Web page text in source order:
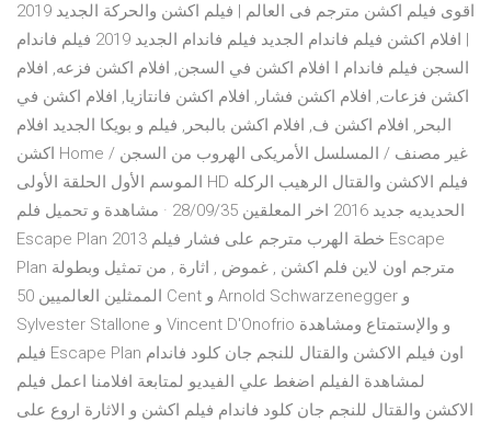
اقوى فيلم اكشن مترجم فى العالم | فيلم اكشن والحركة الجديد 2019
| افلام اكشن فيلم فاندام الجديد فيلم فاندام الجديد 2019 فيلم فاندام
السجن فيلم فاندام ا افلام اكشن في السجن, افلام اكشن فزعه, افلام
اكشن فزعات, افلام اكشن فشار, افلام اكشن فانتازيا, افلام اكشن في
البحر, افلام اكشن ف, افلام اكشن بالبحر, فيلم و بويكا الجديد افلام
اكشن Home / غير مصنف / المسلسل الأمريكى الهروب من السجن
الموسم الأول الحلقة الأولى HD فيلم الاكشن والقتال الرهيب الركله
الحديديه جديد 2016 اخر المعلقين 28/09/35 · مشاهدة و تحميل فلم
Escape Plan 2013 خطة الهرب مترجم على فشار فيلم Escape
Plan مترجم اون لاين فلم اكشن , غموض , اثارة , من تمثيل وبطولة
الممثلين العالميين 50 Cent و Arnold Schwarzenegger و
Sylvester Stallone و Vincent D'Onofrio و والإستمتاع ومشاهدة
فيلم Escape Plan اون فيلم الاكشن والقتال للنجم جان كلود فاندام
لمشاهدة الفيلم اضغط علي الفيديو لمتابعة افلامنا اعمل فيلم
الاكشن والقتال للنجم جان كلود فاندام فيلم اكشن و الاثارة اروع على